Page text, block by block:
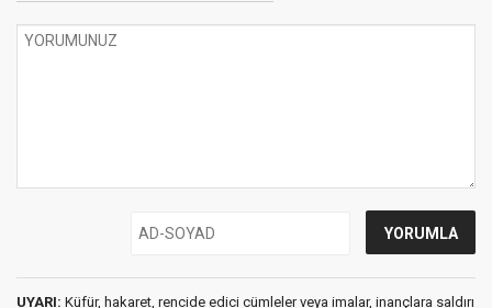
UYARI: Küfür, hakaret, rencide edici cümleler veya imalar, inançlara saldırı